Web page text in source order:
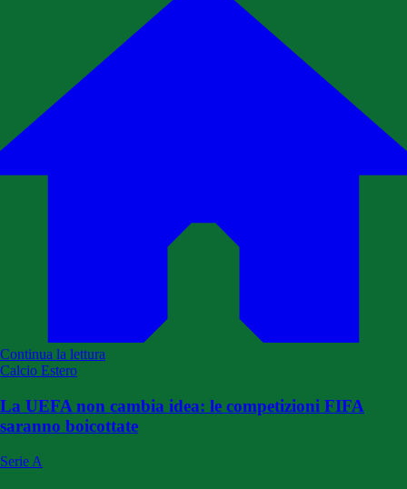
Continua la lettura
Calcio Estero
La UEFA non cambia idea: le competizioni FIFA
saranno boicottate
Serie A